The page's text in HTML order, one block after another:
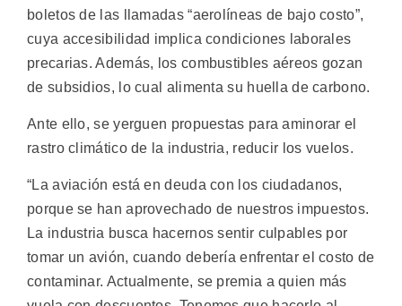
boletos de las llamadas “aerolíneas de bajo costo”,
cuya accesibilidad implica condiciones laborales
precarias. Además, los combustibles aéreos gozan
de subsidios, lo cual alimenta su huella de carbono.
Ante ello, se yerguen propuestas para aminorar el
rastro climático de la industria, reducir los vuelos.
“La aviación está en deuda con los ciudadanos,
porque se han aprovechado de nuestros impuestos.
La industria busca hacernos sentir culpables por
tomar un avión, cuando debería enfrentar el costo de
contaminar. Actualmente, se premia a quien más